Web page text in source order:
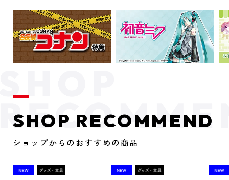
SHOP RECOMMEND
ショップからのおすすめの商品